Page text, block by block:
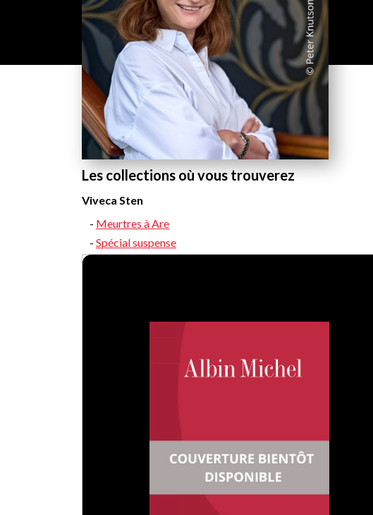
Les collections où vous trouverez
Viveca Sten
Meurtres à Are
Spécial suspense